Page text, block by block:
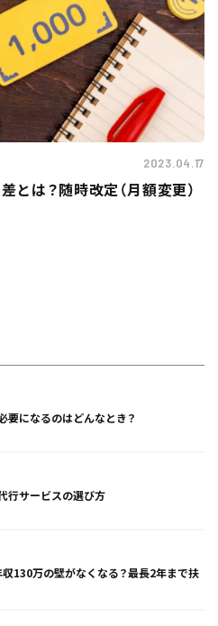
2023.04.17
は？随時改定（月額変更）
要になるのはどんなとき？
行サービスの選び方
130万の壁がなくなる？最長2年まで扶